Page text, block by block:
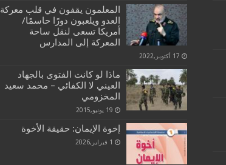
المعلمون یقفون في قلب معركة
العدو ويلعبون دورًا حاسمًا/
أمريكا تسعى لنقل ساحة
المعركة إلى المدارس
17 أكتوبر,2022
ماذا لو كانت الفتوى بالجهاد
العيني لا الكفائي – محمد سعيد
المخزومي
19 يونيو,2015
إخوة الإيمان: حقيقة الأخوة
1 فبراير,2026